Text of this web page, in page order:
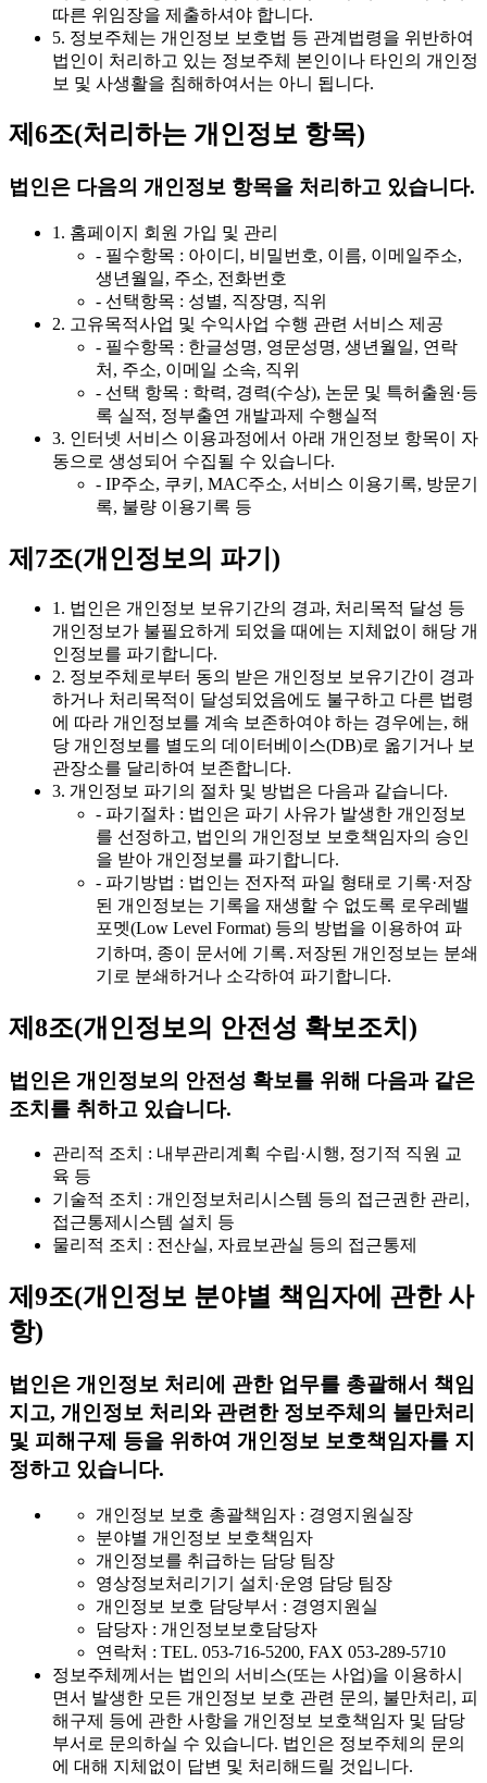
따른 위임장을 제출하셔야 합니다.
5. 정보주체는 개인정보 보호법 등 관계법령을 위반하여
법인이 처리하고 있는 정보주체 본인이나 타인의 개인정
보 및 사생활을 침해하여서는 아니 됩니다.
제6조(처리하는 개인정보 항목)
법인은 다음의 개인정보 항목을 처리하고 있습니다.
1. 홈페이지 회원 가입 및 관리
- 필수항목 : 아이디, 비밀번호, 이름, 이메일주소,
생년월일, 주소, 전화번호
- 선택항목 : 성별, 직장명, 직위
2. 고유목적사업 및 수익사업 수행 관련 서비스 제공
- 필수항목 : 한글성명, 영문성명, 생년월일, 연락
처, 주소, 이메일 소속, 직위
- 선택 항목 : 학력, 경력(수상), 논문 및 특허출원·등
록 실적, 정부출연 개발과제 수행실적
3. 인터넷 서비스 이용과정에서 아래 개인정보 항목이 자
동으로 생성되어 수집될 수 있습니다.
- IP주소, 쿠키, MAC주소, 서비스 이용기록, 방문기
록, 불량 이용기록 등
제7조(개인정보의 파기)
1. 법인은 개인정보 보유기간의 경과, 처리목적 달성 등
개인정보가 불필요하게 되었을 때에는 지체없이 해당 개
인정보를 파기합니다.
2. 정보주체로부터 동의 받은 개인정보 보유기간이 경과
하거나 처리목적이 달성되었음에도 불구하고 다른 법령
에 따라 개인정보를 계속 보존하여야 하는 경우에는, 해
당 개인정보를 별도의 데이터베이스(DB)로 옮기거나 보
관장소를 달리하여 보존합니다.
3. 개인정보 파기의 절차 및 방법은 다음과 같습니다.
- 파기절차 : 법인은 파기 사유가 발생한 개인정보
를 선정하고, 법인의 개인정보 보호책임자의 승인
을 받아 개인정보를 파기합니다.
- 파기방법 : 법인는 전자적 파일 형태로 기록·저장
된 개인정보는 기록을 재생할 수 없도록 로우레밸
포멧(Low Level Format) 등의 방법을 이용하여 파
기하며, 종이 문서에 기록․저장된 개인정보는 분쇄
기로 분쇄하거나 소각하여 파기합니다.
제8조(개인정보의 안전성 확보조치)
법인은 개인정보의 안전성 확보를 위해 다음과 같은
조치를 취하고 있습니다.
관리적 조치 : 내부관리계획 수립·시행, 정기적 직원 교
육 등
기술적 조치 : 개인정보처리시스템 등의 접근권한 관리,
접근통제시스템 설치 등
물리적 조치 : 전산실, 자료보관실 등의 접근통제
제9조(개인정보 분야별 책임자에 관한 사
항)
법인은 개인정보 처리에 관한 업무를 총괄해서 책임
지고, 개인정보 처리와 관련한 정보주체의 불만처리
및 피해구제 등을 위하여 개인정보 보호책임자를 지
정하고 있습니다.
개인정보 보호 총괄책임자 : 경영지원실장
분야별 개인정보 보호책임자
개인정보를 취급하는 담당 팀장
영상정보처리기기 설치·운영 담당 팀장
개인정보 보호 담당부서 : 경영지원실
담당자 : 개인정보보호담당자
연락처 : TEL. 053-716-5200, FAX 053-289-5710
정보주체께서는 법인의 서비스(또는 사업)을 이용하시
면서 발생한 모든 개인정보 보호 관련 문의, 불만처리, 피
해구제 등에 관한 사항을 개인정보 보호책임자 및 담당
부서로 문의하실 수 있습니다. 법인은 정보주체의 문의
에 대해 지체없이 답변 및 처리해드릴 것입니다.